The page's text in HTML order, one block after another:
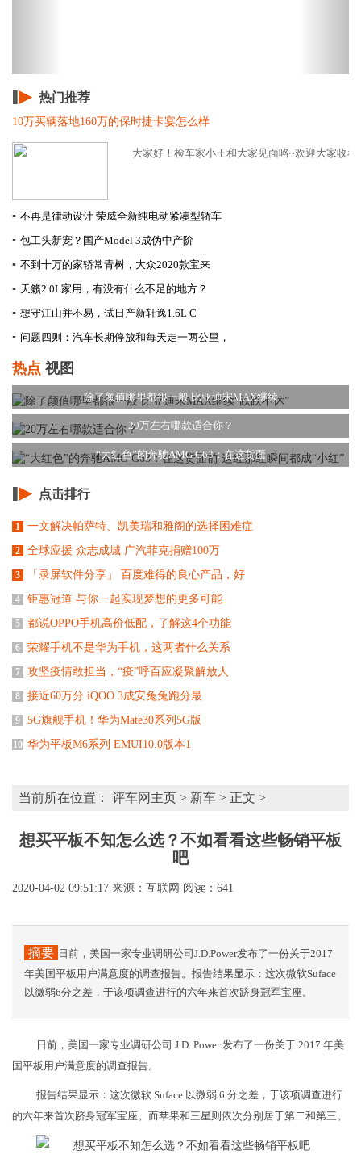
热门推荐
10万买辆落地160万的保时捷卡宴怎么样
大家好！检车家小王和大家见面咯~欢迎大家收
▪ 不再是律动设计 荣威全新纯电动紧凑型轿车
▪ 包工头新宠？国产Model 3成伪中产阶
▪ 不到十万的家轿常青树，大众2020款宝来
▪ 天籁2.0L家用，有没有什么不足的地方？
▪ 想守江山并不易，试日产新轩逸1.6L C
▪ 问题四则：汽车长期停放和每天走一两公里，
热点 视图
除了颜值哪里都很一般 比亚迪宋MAX继续
20万左右哪款适合你？
“大红色”的奔驰AMG G63：在这货面
点击排行
1 一文解决帕萨特、凯美瑞和雅阁的选择困难症
2 全球应援 众志成城 广汽菲克捐赠100万
3 「录屏软件分享」 百度难得的良心产品，好
4 钜惠冠道 与你一起实现梦想的更多可能
5 都说OPPO手机高价低配，了解这4个功能
6 荣耀手机不是华为手机，这两者什么关系
7 攻坚疫情敢担当，“疫”呼百应凝聚解放人
8 接近60万分 iQOO 3成安兔兔跑分最
9 5G旗舰手机！华为Mate30系列5G版
10 华为平板M6系列 EMUI10.0版本1
当前所在位置： 评车网主页 > 新车 > 正文 >
想买平板不知怎么选？不如看看这些畅销平板
吧
2020-04-02 09:51:17 来源：互联网 阅读：641
摘要 日前，美国一家专业调研公司J.D.Power发布了一份关于2017
年美国平板用户满意度的调查报告。报告结果显示：这次微软Suface
以微弱6分之差，于该项调查进行的六年来首次跻身冠军宝座。
日前，美国一家专业调研公司 J.D. Power 发布了一份关于 2017 年美
国平板用户满意度的调查报告。
报告结果显示：这次微软 Suface 以微弱 6 分之差，于该项调查进行
的六年来首次跻身冠军宝座。而苹果和三星则依次分别居于第二和第三。